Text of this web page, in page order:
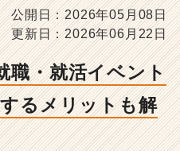
公開日：2026年05月08日
更新日：2026年06月22日
職・就活イベント
るメリットも解